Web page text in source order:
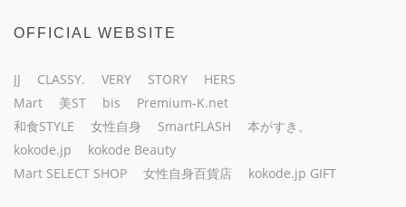
OFFICIAL WEBSITE
JJ CLASSY. VERY STORY
HERS
Mart
美ST bis
Premium-K.net
和食STYLE
女性自身 SmartFLASH
本がすき。
kokode.jp
kokode Beauty
Mart SELECT SHOP
女性自身百貨店 kokode.jp GIFT